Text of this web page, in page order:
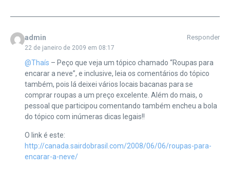
admin
22 de janeiro de 2009 em 08:17
Responder
@Thaís – Peço que veja um tópico chamado “Roupas para
encarar a neve”, e inclusive, leia os comentários do tópico
também, pois lá deixei vários locais bacanas para se
comprar roupas a um preço excelente. Além do mais, o
pessoal que participou comentando também encheu a bola
do tópico com inúmeras dicas legais!!
O link é este:
http://canada.sairdobrasil.com/2008/06/06/roupas-para-
encarar-a-neve/